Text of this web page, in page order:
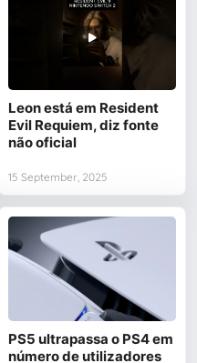
Leon está em Resident
Evil Requiem, diz fonte
não oficial
15 September, 2025
PS5 ultrapassa o PS4 em
número de utilizadores